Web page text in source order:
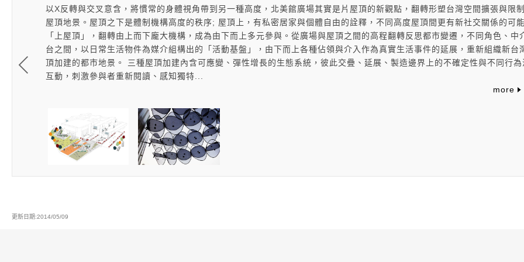
以X反轉與交叉意含，將慣常的身體視角帶到另一種高度，北美館廣場其實是片屋頂的新觀點，翻轉形塑台灣空間擴張與限
屋頂地景。屋頂之下是體制機構高度的秩序; 屋頂上，有私密居家與個體自由的詮釋，不同高度屋頂間更有新社交關係的可能
「上屋頂」，翻轉由上而下龐大機構，成為由下而上多元參與。從廣場與屋頂之間的高程翻轉反思都市變遷，不同角色、中
台之間，以日常生活物件為媒介組構出的「活動基盤」，由下而上各種佔領與介入作為真實生活事件的延展，重新組織新台
頂加建的都市地景。 三種屋頂加建內含可應變、彈性增長的生態系統，彼此交疊、延展、製造邊界上的不確定性與不同行為
互動，刺激參與者重新閱讀、感知獨特...
more
更新日期:2014/05/09